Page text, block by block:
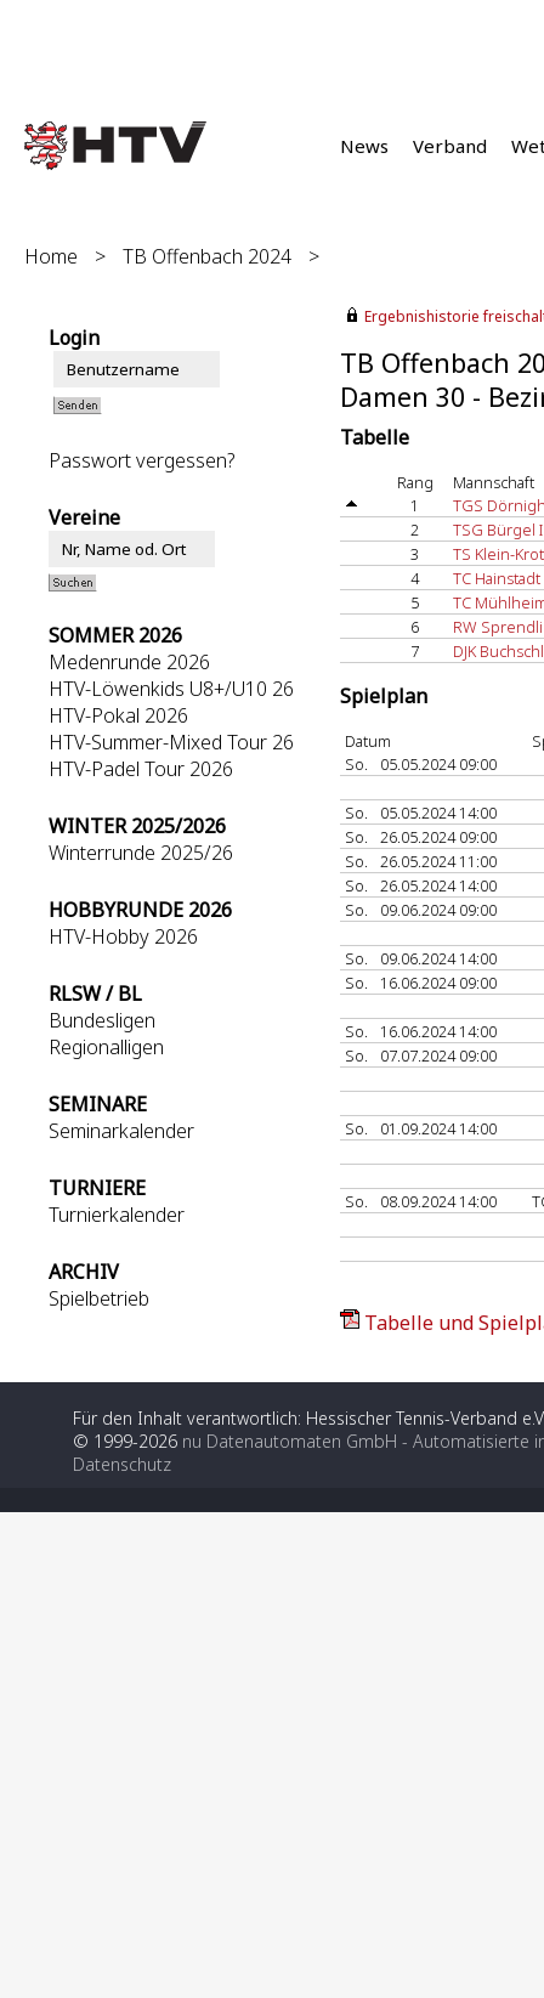
News Verband
Home > TB Offenbach 2024 >
Login
Passwort vergessen?
Vereine
SOMMER 2026
Medenrunde 2026
HTV-Löwenkids U8+/U10 26
HTV-Pokal 2026
HTV-Summer-Mixed Tour 26
HTV-Padel Tour 2026
WINTER 2025/2026
Winterrunde 2025/26
HOBBYRUNDE 2026
HTV-Hobby 2026
RLSW / BL
Bundesligen
Regionalligen
SEMINARE
Seminarkalender
TURNIERE
Turnierkalender
ARCHIV
Spielbetrieb
Ergebnishistorie
TB Offenbach
Damen 30 -
Tabelle
Rang
Mannschaft
1
TGS
2
TSG Bürgel
3
TS Klein-
4
TC
5
TC
6
RW
7
DJK
Spielplan
Datum
So.
05.05.2024 09:00
So.
05.05.2024 14:00
So.
26.05.2024 09:00
So.
26.05.2024 11:00
So.
26.05.2024 14:00
So.
09.06.2024 09:00
So.
09.06.2024 14:00
So.
16.06.2024 09:00
So.
16.06.2024 14:00
So.
07.07.2024 09:00
So. 01.09.2024 14:00
So. 08.09.2024 14:00
Tabelle und
Für den Inhalt verantwortlich: Hessischer Tennis-Verband
© 1999-2026 nu Datenautomaten GmbH - Automatisierte
Datenschutz